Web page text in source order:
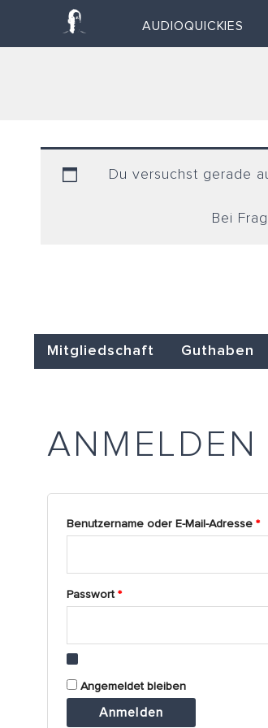
springen
AUDIOQUICKIES
Du versuchst gerade
Bei
Mitgliedschaft Guthaben
ANMELDEN
Benutzername oder E-Mail-Adresse *
Passwort*
Alternative:
Angemeldet bleiben
Anmelden